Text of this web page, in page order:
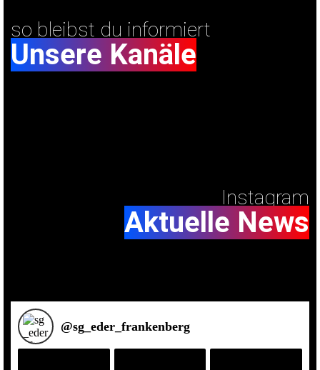
so bleibst du informiert
Unsere Kanäle
Instagram
Aktuelle News
@sg_eder_frankenberg